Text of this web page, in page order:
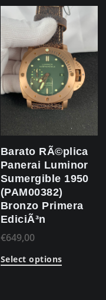
Barato RÃ©plica
Panerai Luminor
Sumergible 1950
(PAM00382)
Bronzo Primera
EdiciÃ³n
€649,00
Select options